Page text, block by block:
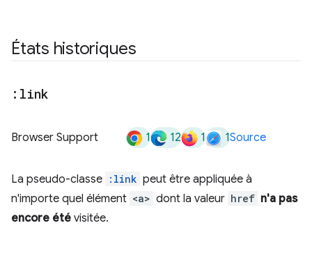
États historiques
:link
Browser Support 1 12 1 1Source
La pseudo-classe :link peut être appliquée à
n'importe quel élément <a> dont la valeur href n'a pas
encore été visitée.